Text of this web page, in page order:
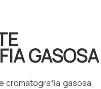
GASOSA
cromatografia gasosa,